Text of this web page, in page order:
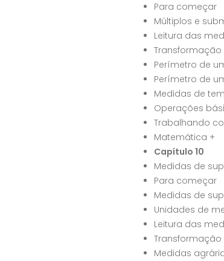
Para começar
Múltiplos e
Leitura das
Perímetro de
Perímetro de
Medidas de
Operações
Trabalhando
Matemática +
Capítulo 10
Medidas de
Para começar
Medidas de
Unidades de
Leitura das
Medidas